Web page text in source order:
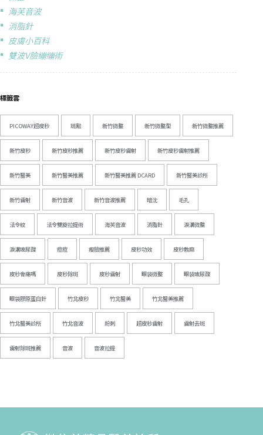
海芙音波
消脂針
皮膚小百科
雙波V臉繃繃術
標籤雲
PICOWAY超皮秒 斑點 新竹微整 新竹微整型 新竹微整推薦
新竹皮秒 新竹皮秒推薦 新竹皮秒雷射 新竹皮秒雷射推薦
新竹醫美 新竹醫美推薦 新竹醫美推薦 DCARD 新竹醫美診所
新竹雷射 新竹音波 新竹音波推薦 暗沈 毛孔
法令紋 法令雙旋拉提術 海芙音波 消脂針 淚溝微整
淚溝玻尿酸 痘痘 瘦臉推薦 皮秒功效 皮秒敷麻
皮秒會痛嗎 皮秒除斑 皮秒雷射 眼袋微整 眼袋玻尿酸
眼袋膠原蛋白針 竹北皮秒 竹北醫美 竹北醫美推薦
竹北醫美診所 竹北音波 粉刺 超皮秒雷射 雷射去斑
雷射除斑推薦 音波 音波拉提